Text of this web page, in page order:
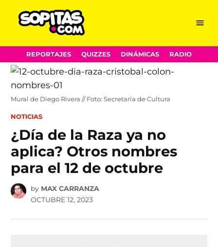
Skip
to
content
Menu
REPORTAJES QUIZZES DINÁMICAS RADIO
Mural de Diego Rivera // Foto: Secretaría de Cultura
POSTED
NOTICIAS
¿Día de la Raza ya no
aplica? Otros nombres
para el 12 de octubre
by MAX CARRANZA
OCTUBRE 12, 2023